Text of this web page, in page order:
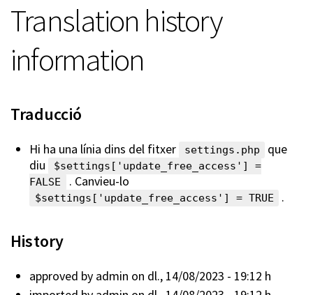
Translation history
information
Traducció
Hi ha una línia dins del fitxer settings.php
que
diu
$settings['update_free_access'] =
FALSE
. Canvieu-lo
$settings['update_free_access'] = TRUE .
History
approved by admin on dl., 14/08/2023 - 19:12 h